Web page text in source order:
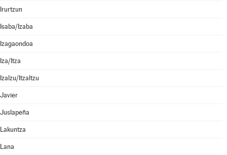
Irurtzun
Isaba/Izaba
Izagaondoa
Iza/Itza
Izalzu/Itzaltzu
Javier
Juslapeña
Lakuntza
Lana